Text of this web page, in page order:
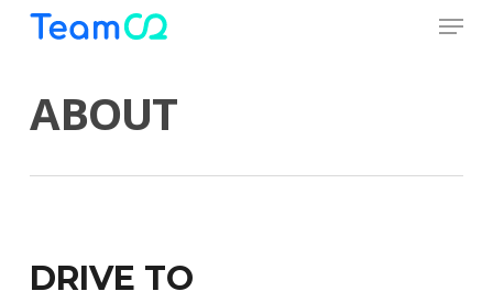
content
Menu
ABOUT
DRIVE TO